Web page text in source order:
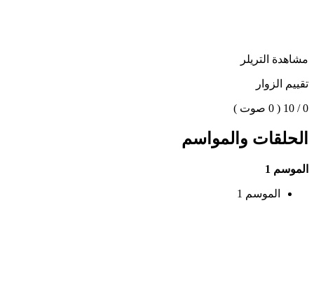
مشاهدة التريلر
تقييم الزوار
0 / 10 ( 0 صوت )
الحلقات والمواسم
الموسم 1
الموسم 1